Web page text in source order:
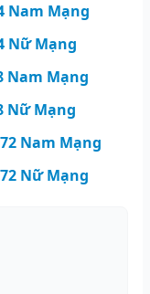
Nam Mạng
Nữ Mạng
Nam Mạng
Nữ Mạng
Nam Mạng
Nữ Mạng